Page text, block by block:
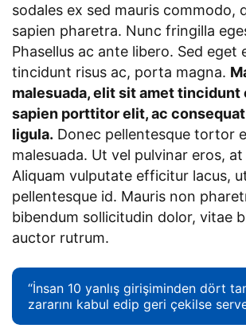
sodales ex sed mauris commodo,
sapien pharetra. Nunc fringilla
Phasellus ac ante libero. Sed eget
tincidunt risus ac, porta magna.
malesuada, elit sit amet tincidunt
sapien porttitor elit, ac
ligula. Donec pellentesque tortor
malesuada. Ut vel pulvinar eros,
Aliquam vulputate efficitur lacus,
pellentesque id. Mauris non
bibendum sollicitudin dolor, vitae
auctor rutrum.
“İnsan 10 yanlış girişiminden dört
zararını kabul edip geri çekilse